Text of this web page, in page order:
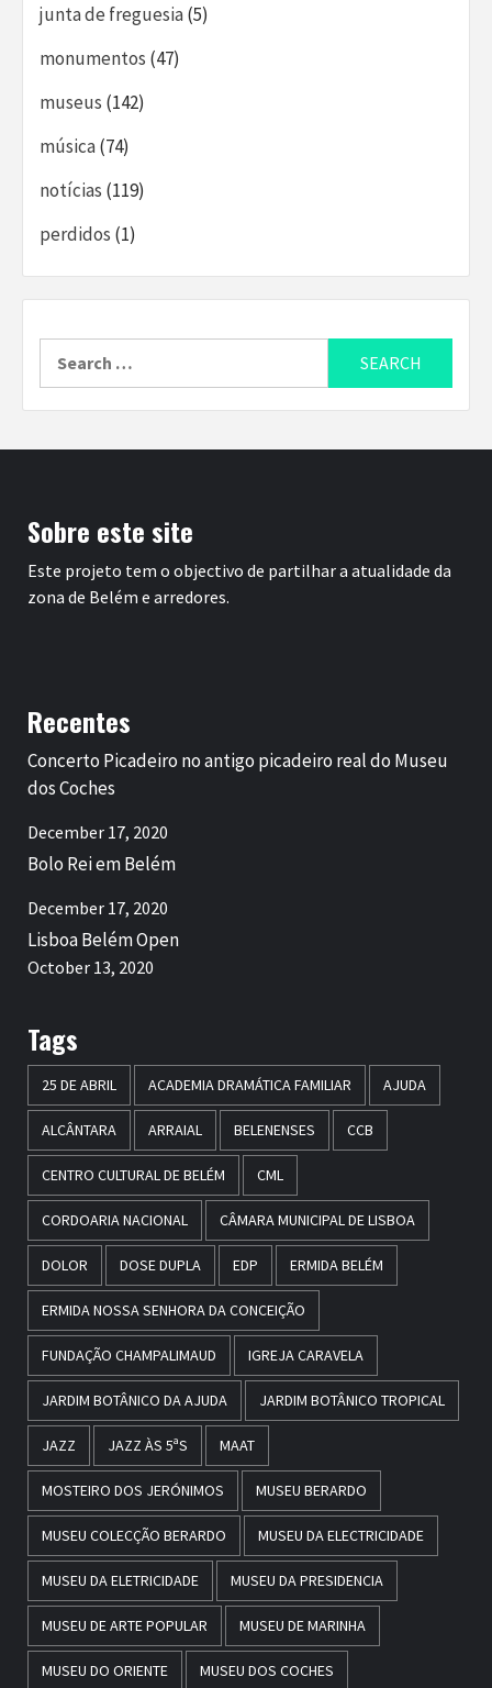
junta de freguesia(5)
monumentos (47)
museus (142)
música(74)
notícias (119)
perdidos (1)
for:
Sobre este site
Este projeto tem o objectivo de partilhar a atualidade da
zona de Belém e arredores.
Recentes
Concerto Picadeiro no antigo picadeiro real do Museu
dos Coches
December 17, 2020
Bolo Rei em Belém
December 17, 2020
Lisboa Belém Open
October 13, 2020
Tags
25 DE ABRIL ACADEMIA DRAMÁTICA FAMILIAR AJUDA
ALCÂNTARA ARRAIAL BELENENSES CCB
CENTRO CULTURAL DE BELÉM CML
CORDOARIA NACIONAL CÂMARA MUNICIPAL DE LISBOA
DOLOR DOSE DUPLA EDP ERMIDA BELÉM
ERMIDA NOSSA SENHORA DA CONCEIÇÃO
FUNDAÇÃO CHAMPALIMAUD IGREJA CARAVELA
JARDIM BOTÂNICO DA AJUDA JARDIM BOTÂNICO TROPICAL
JAZZ JAZZ ÀS 5ªS MAAT
MOSTEIRO DOS JERÓNIMOS MUSEU BERARDO
MUSEU COLECÇÃO BERARDO MUSEU DA ELECTRICIDADE
MUSEU DA ELETRICIDADE MUSEU DA PRESIDENCIA
MUSEU DE ARTE POPULAR MUSEU DE MARINHA
MUSEU DO ORIENTE MUSEU DOS COCHES